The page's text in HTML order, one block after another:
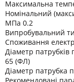
Максимальна
Номінальний
МПа 0.2
Випробувальний
Споживання
Діаметр
65 (ФЛ)
Діаметр патрубка